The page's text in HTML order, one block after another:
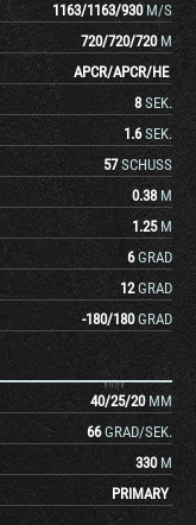
1163/1163/930 M/S
720/720/720 M
APCR/APCR/HE
8 SEK.
1.6 SEK.
57 SCHUSS
0.38 M
1.25 M
6 GRAD
12 GRAD
-180/180 GRAD
40/25/20 MM
66 GRAD/SEK.
330 M
PRIMARY